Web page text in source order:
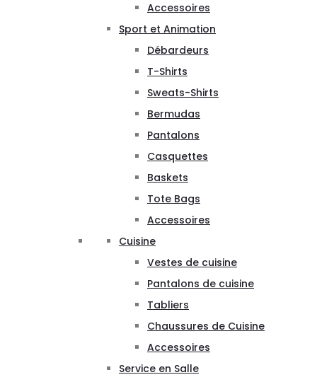
Accessoires
Sport et Animation
Débardeurs
T-Shirts
Sweats-Shirts
Bermudas
Pantalons
Casquettes
Baskets
Tote Bags
Accessoires
Cuisine
Vestes de cuisine
Pantalons de cuisine
Tabliers
Chaussures de Cuisine
Accessoires
Service en Salle